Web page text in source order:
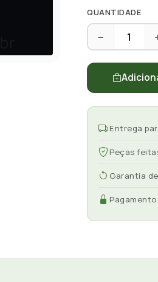
QUANTIDADE
Entrega
Peças
Garantia